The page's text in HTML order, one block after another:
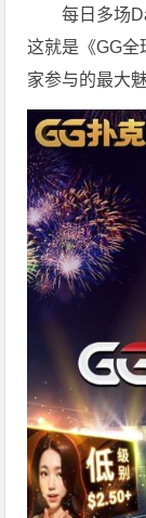
每日多场
这就是《GG
家参与的最大魅